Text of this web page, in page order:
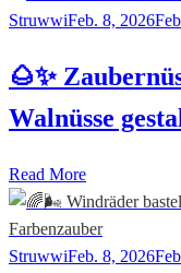
StruwwiFeb. 8, 2026
🌰✨
Walnüsse
Read More
StruwwiFeb. 8, 2026